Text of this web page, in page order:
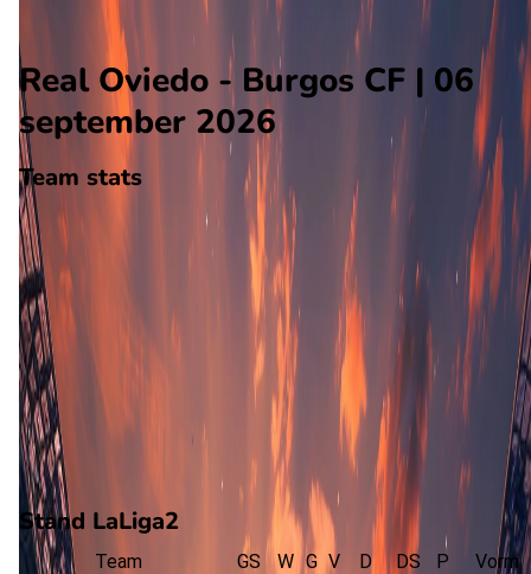
Voorbeschouwing
Real Oviedo - Burgos CF | 06
september 2026
Team stats
Real Oviedo
Real Oviedo
-
Burgos CF
Burgos CF
0aantal goals
0gewonnen
0verloren
vorm
Stand LaLiga2
Team GS W G V D DS P Vorm